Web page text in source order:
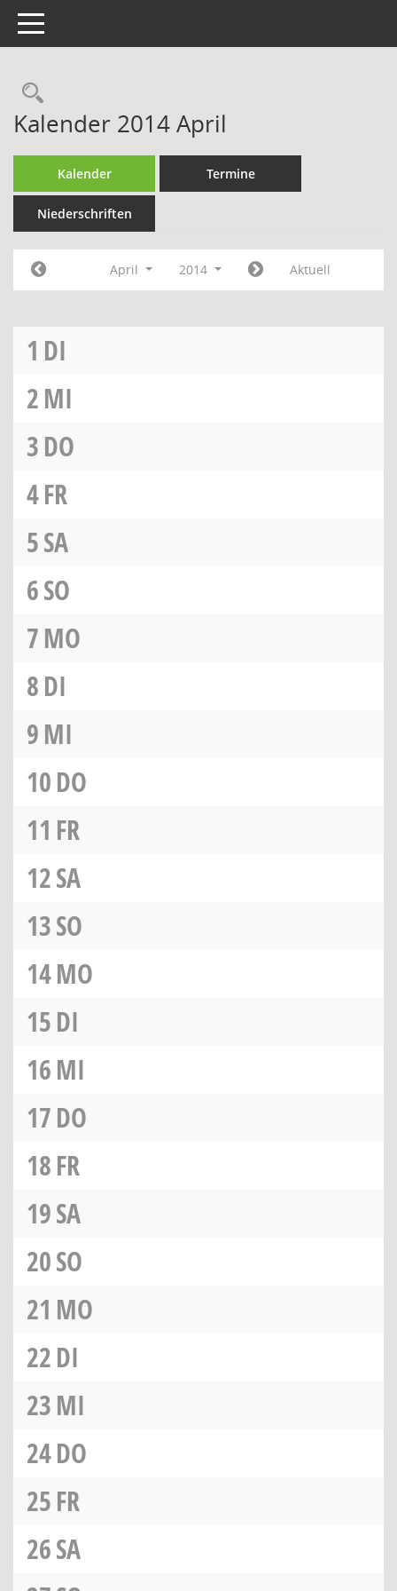
Toggle navigation
Rechercheauswahl
Kalender 2014 April
Kalender Termine
Niederschriften
April 2014 Aktuell
1 DI
2MI
3DO
4FR
5SA
6SO
7MO
8DI
9MI
10DO
11 FR
12SA
13SO
14MO
15DI
16MI
17DO
18FR
19SA
20SO
21 MO
22DI
23MI
24DO
25FR
26SA